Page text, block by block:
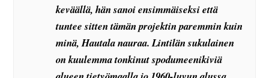
keväällä, hän sanoi ensimmäiseksi että
tuntee sitten tämän projektin paremmin kuin
minä, Hautala nauraa. Lintilän sukulainen
on kuulemma tonkinut spodumeenikiviä